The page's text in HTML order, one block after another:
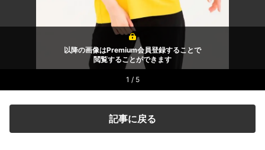
以降の画像はPremium会員登録することで
閲覧することができます
1 / 5
記事に戻る